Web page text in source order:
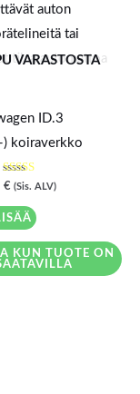
VARASTOSTA
ID.3
koiraverkko
Arvostelu
tuotteesta:
5.00
/ 5
€ (Sis. ALV)
KUN TUOTE ON